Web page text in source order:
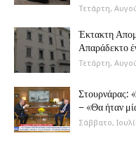
Τετάρτη,
Έκτακτη
Απαράδεκτο
Τετάρτη,
Στουρνάρας:
– «Θα ήταν
Σάββατο,